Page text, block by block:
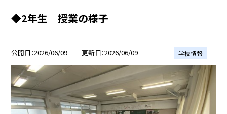
◆2年生 授業の様子
公開日 2026/06/09 更新日 2026/06/09 学校情報